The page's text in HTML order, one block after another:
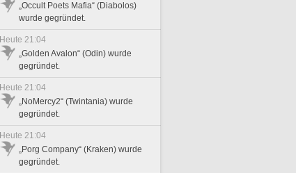
„Occult Poets Mafia“ (Diabolos)
wurde gegründet.
Heute 21:04
„Golden Avalon“ (Odin) wurde
gegründet.
Heute 21:04
„NoMercy2“ (Twintania) wurde
gegründet.
Heute 21:04
„Porg Company“ (Kraken) wurde
gegründet.